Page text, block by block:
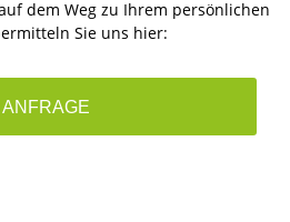
dem Weg zu Ihrem persönlichen
Sie uns hier:
ANFRAGE